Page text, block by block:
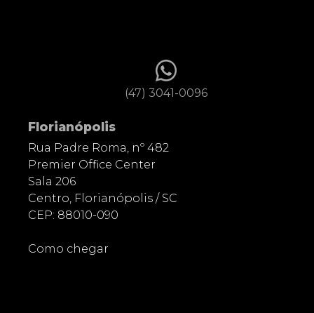
(47) 3041-0096
Florianópolis
Rua Padre Roma, nº 482
Premier Office Center
Sala 206
Centro, Florianópolis / SC
CEP: 88010-090
Como chegar